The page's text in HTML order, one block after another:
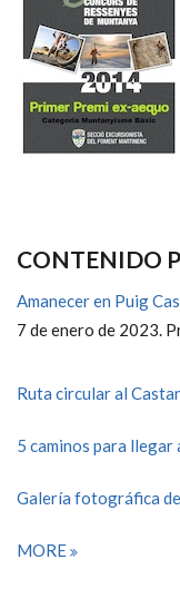
CONTENIDO
Amanecer en Puig
7 de enero de 2023.
Ruta circular al
5 caminos para llegar
Galería fotográfica
MORE